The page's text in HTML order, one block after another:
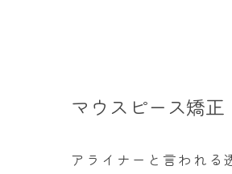
マウスピース矯正
アライナーと言われる